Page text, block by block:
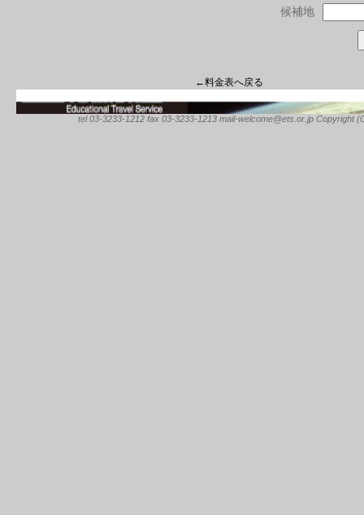
候補地
←料金表へ戻る
tel 03-3233-1212 fax 03-3233-1213 mail-welcome@ets.or.jp Copyright